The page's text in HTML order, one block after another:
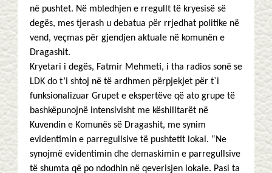
në pushtet. Në mbledhjen e rregullt të kryesisë së
degës, mes tjerash u debatua për rrjedhat politike në
vend, veçmas për gjendjen aktuale në komunën e
Dragashit.
Kryetari i degës, Fatmir Mehmeti, i tha radios sonë se
LDK do t’i shtoj në të ardhmen përpjekjet për t`i
funksionalizuar Grupet e ekspertëve që ato grupe të
bashkëpunojnë intensivisht me këshilltarët në
Kuvendin e Komunës së Dragashit, me synim
evidentimin e parregullsive të pushtetit lokal. “Ne
synojmë evidentimin dhe demaskimin e parregullsive
të shumta që po ndodhin në qeverisjen lokale. Pasi ta